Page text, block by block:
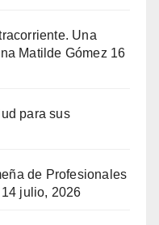
Una
Matilde Gómez 16
para sus
de Profesionales
14 julio, 2026